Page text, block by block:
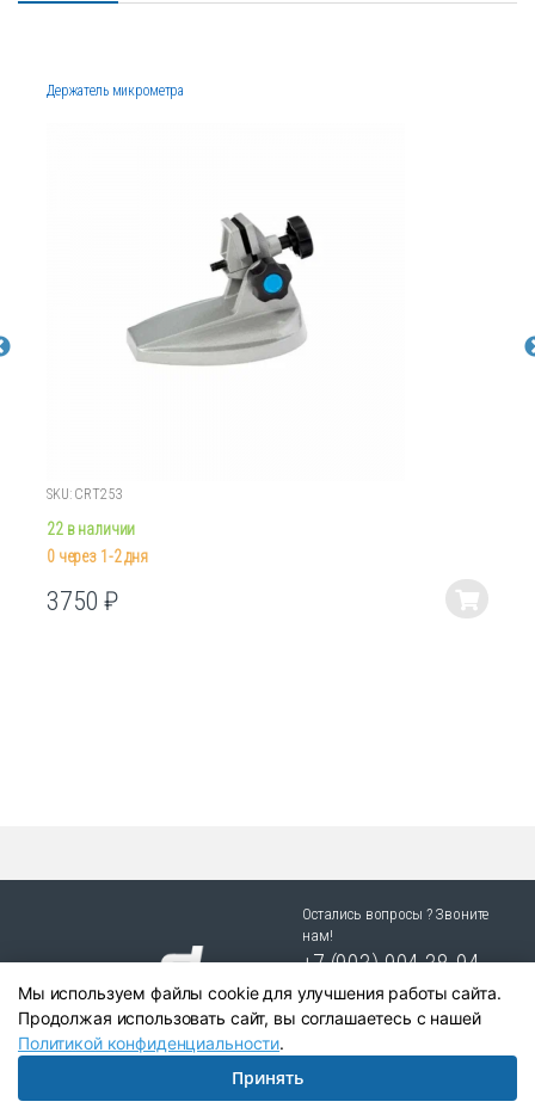
Держатель микрометра
SKU: CRT253
22 в наличии
0 через 1-2 дня
3750₽
Этот
товара.
Остались вопросы ? Звоните
нам!
+7 (903) 904 38-94
г. Новосибирск, ул. Степная
25/1 к.1
Мы используем файлы cookie для улучшения работы сайта.
Продолжая использовать сайт, вы соглашаетесь с нашей
Политикой конфиденциальности.
Принять
Написать в Telegram:+79039043894